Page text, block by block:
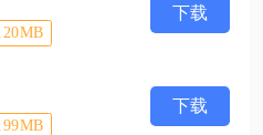
下载
下载